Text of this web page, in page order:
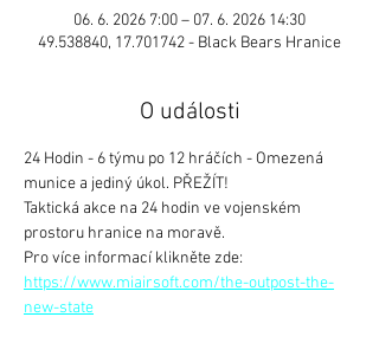
06. 6. 2026 7:00 – 07. 6. 2026 14:30
49.538840, 17.701742 - Black Bears Hranice
O události
24 Hodin - 6 týmu po 12 hráčích - Omezená
munice a jediný úkol. PŘEŽÍT!
Taktická akce na 24 hodin ve vojenském
prostoru hranice na moravě.
Pro více informací klikněte zde:
https://www.miairsoft.com/the-outpost-the-
new-state